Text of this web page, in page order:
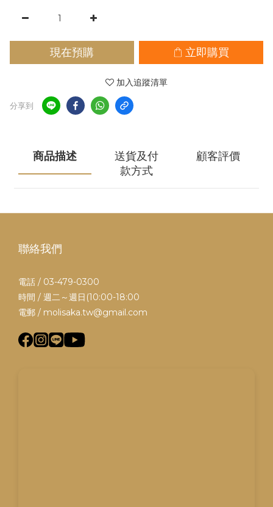
現在預購 立即購買
加入追蹤清單
分享到
商品描述
送貨及付
款方式
顧客評價
聯絡我們
電話 / 03-479-0300
時間 / 週二～週日(10:00-18:00
電郵 / molisaka.tw@gmail.com